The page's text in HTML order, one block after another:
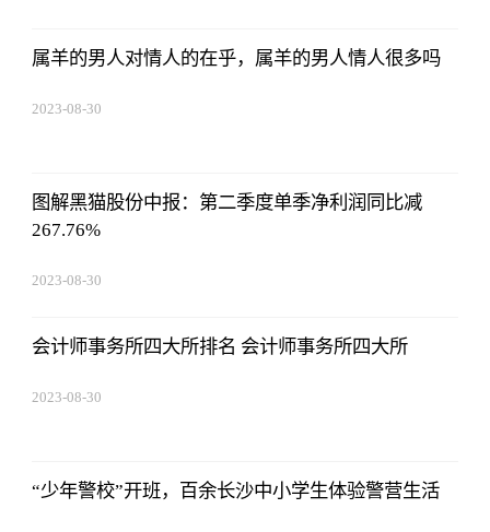
属羊的男人对情人的在乎，属羊的男人情人很多吗
2023-08-30
图解黑猫股份中报：第二季度单季净利润同比减
267.76%
2023-08-30
会计师事务所四大所排名 会计师事务所四大所
2023-08-30
“少年警校”开班，百余长沙中小学生体验警营生活